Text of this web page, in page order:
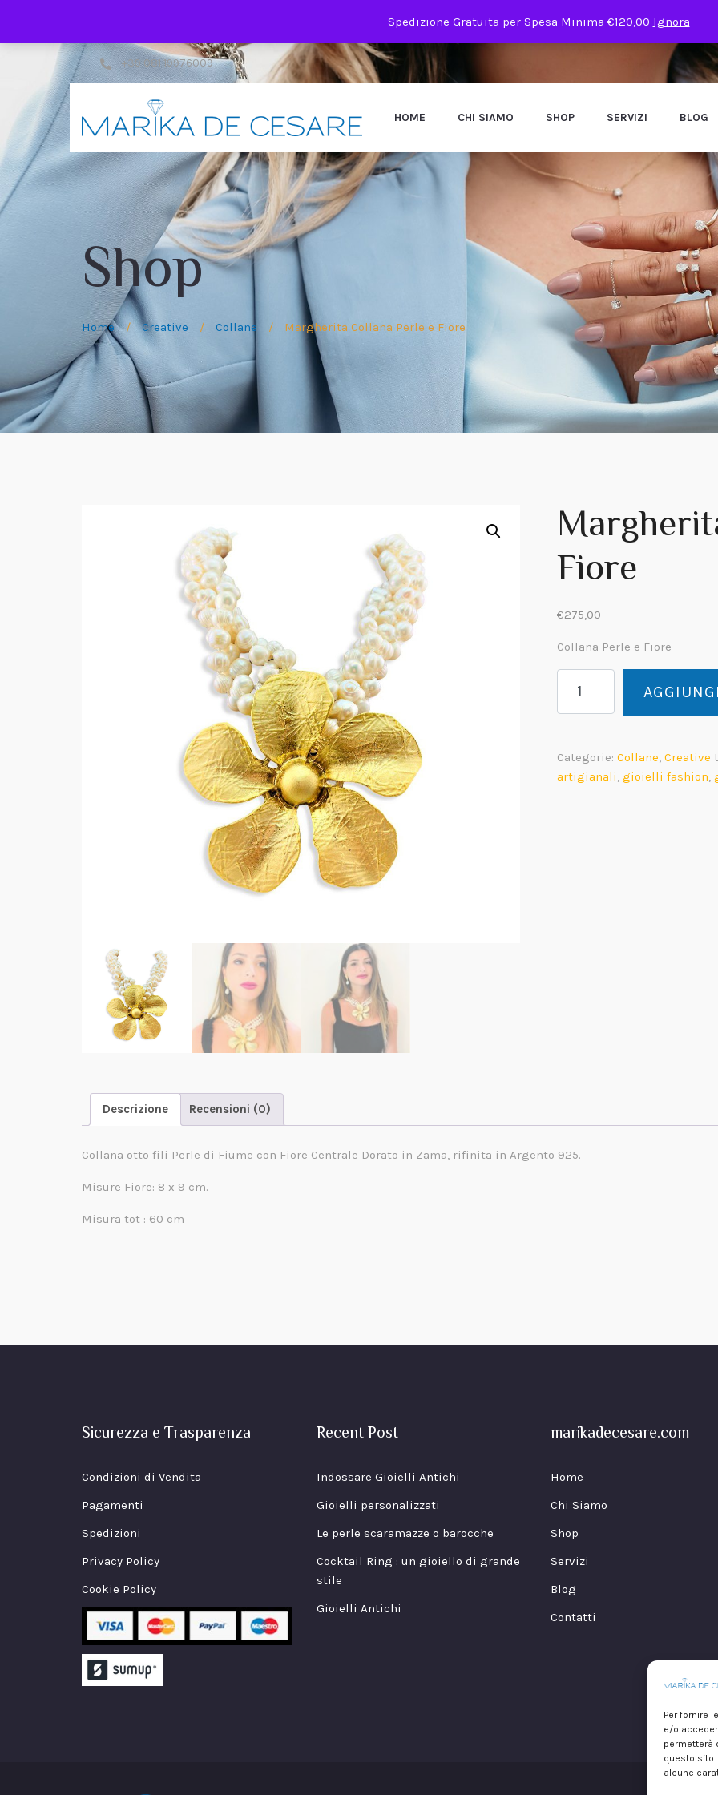
Per fornire
e/o
permetterà
questo
alcune
Spedizione Gratuita per Spesa Minima €120,00 Ignora
+39 081 19976009
HOME CHI SIAMO SHOP SERVIZI BLOG
Shop
Home / Creative / Collane / Margherita Collana Perle e Fiore
Fiore
€275,00
Collana Perle e Fiore
Collana
Perle
Fiore
quantità
Categorie: Collane, Creative
artigianali, gioielli fashion,
Descrizione Recensioni (0)
Collana otto fili Perle di Fiume con Fiore Centrale Dorato in Zama, rifinita in Argento 925.
Misure Fiore: 8 x 9 cm.
Misura tot : 60 cm
Sicurezza e Trasparenza
Condizioni di Vendita
Pagamenti
Spedizioni
Privacy Policy
Cookie Policy
Recent Post
Indossare Gioielli Antichi
Gioielli personalizzati
Le perle scaramazze o barocche
Cocktail Ring : un gioiello di grande
stile
Gioielli Antichi
marikadecesare.com
Home
Chi Siamo
Shop
Servizi
Blog
Contatti